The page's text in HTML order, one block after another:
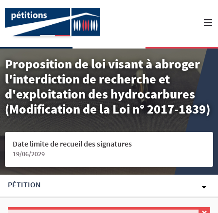
Proposition de loi visant à abroger
l'interdiction de recherche et
d'exploitation des hydrocarbures
(Modification de la Loi n° 2017-1839)
Date limite de recueil des signatures
19/06/2029
PÉTITION